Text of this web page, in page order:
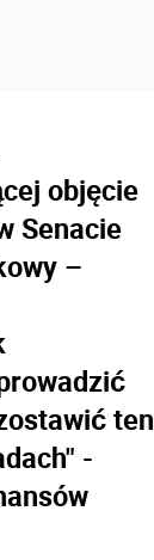
objęcie
Senacie
–
ten
-